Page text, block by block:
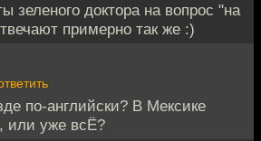
зеленого доктора на вопрос "на
примерно так же :)
по-английски? В Мексике
или уже всЁ?